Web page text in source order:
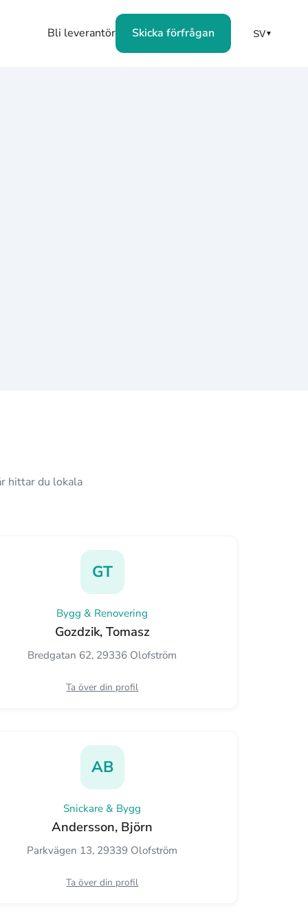
Bli leverantör Skicka förfrågan SV▼
hittar du lokala
GT
Bygg & Renovering
Gozdzik, Tomasz
Bredgatan 62, 29336 Olofström
Ta över din profil
AB
Snickare & Bygg
Andersson, Björn
Parkvägen 13, 29339 Olofström
Ta över din profil